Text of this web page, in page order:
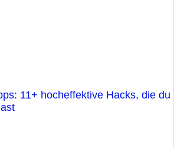
11+ hocheffektive Hacks, die du